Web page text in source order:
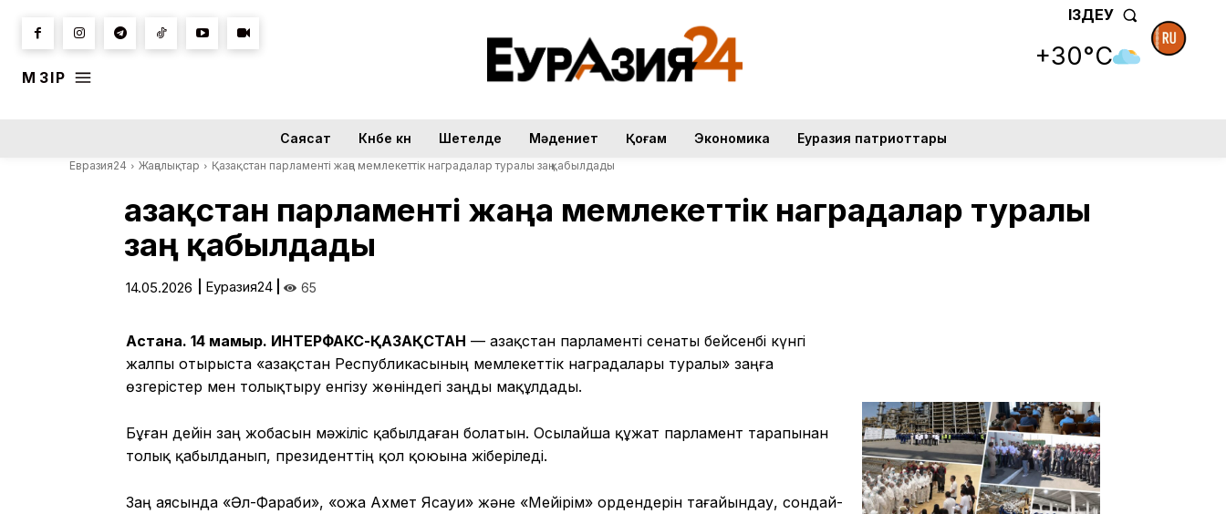
МӘЗІР
ІЗДЕУ
+30°C
Саясат Күнбе күн Шетелде Мәдениет Қоғам Экономика Еуразия патриоттары
Евразия24 Жаңалықтар Қазақстан парламенті жаңа мемлекеттік наградалар туралы заң қабылдады
Қазақстан парламенті жаңа мемлекеттік наградалар туралы
заң қабылдады
14.05.2026 Еуразия24 65
Астана. 14 мамыр. ИНТЕРФАКС-ҚАЗАҚСТАН — Қазақстан парламенті сенаты бейсенбі күнгі
жалпы отырыста «Қазақстан Республикасының мемлекеттік наградалары туралы» заңға
өзгерістер мен толықтыру енгізу жөніндегі заңды мақұлдады.
Бұған дейін заң жобасын мәжіліс қабылдаған болатын. Осылайша құжат парламент тарапынан
толық қабылданып, президенттің қол қоюына жіберіледі.
Заң аясында «Әл-Фараби», «Қожа Ахмет Ясауи» және «Мейірім» ордендерін тағайындау, сондай-